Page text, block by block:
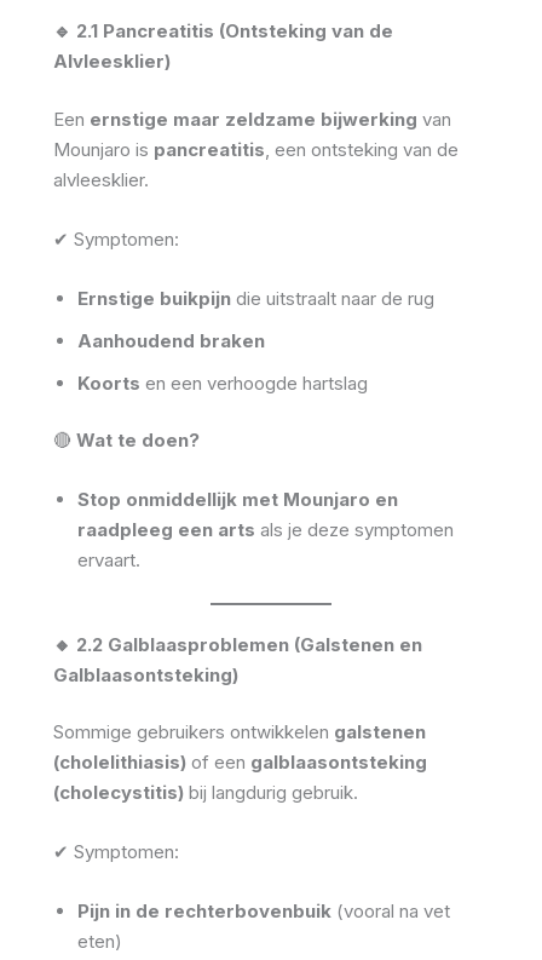
🔹 2.1 Pancreatitis (Ontsteking van de
Alvleesklier)
Een ernstige maar zeldzame bijwerking van
Mounjaro is pancreatitis , een ontsteking van de
alvleesklier.
✔ Symptomen:
Ernstige buikpijn die uitstraalt naar de rug
Aanhoudend braken
Koorts en een verhoogde hartslag
🔴 Wat te doen?
Stop onmiddellijk met Mounjaro en
raadpleeg een arts als je deze symptomen
ervaart.
🔸 2.2 Galblaasproblemen (Galstenen en
Galblaasontsteking)
Sommige gebruikers ontwikkelen galstenen
(cholelithiasis) of een galblaasontsteking
(cholecystitis) bij langdurig gebruik.
✔ Symptomen:
Pijn in de rechterbovenbuik (vooral na vet
eten)